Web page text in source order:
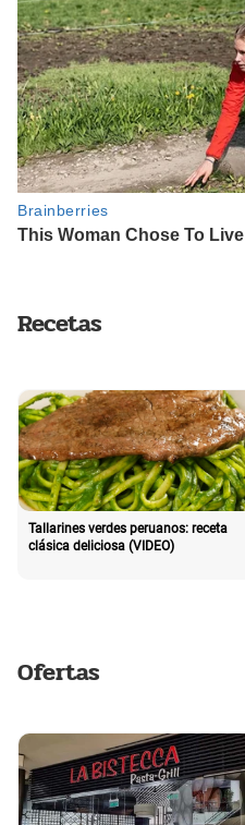
Recetas
Tallarines verdes peruanos: receta
clásica deliciosa (VIDEO)
Ofertas